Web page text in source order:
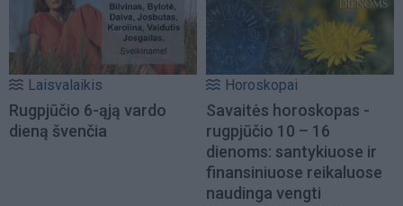
Laisvalaikis
Rugpjūčio 6-ąją vardo
dieną švenčia
Horoskopai
Savaitės horoskopas -
rugpjūčio 10 – 16
dienoms: santykiuose ir
finansiniuose reikaluose
naudinga vengti